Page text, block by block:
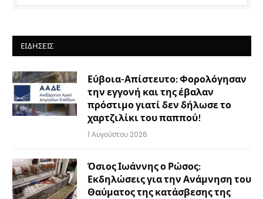
ΕΙΔΉΣΕΙΣ
Εύβοια-Απίστευτο: Φορολόγησαν
την εγγονή και της έβαλαν
πρόστιμο γιατί δεν δήλωσε το
χαρτζιλίκι του παππού!
1 Αυγούστου 2026
Όσιος Ιωάννης ο Ρώσος:
Εκδηλώσεις για την Ανάμνηση του
Θαύματος της κατάσβεσης της